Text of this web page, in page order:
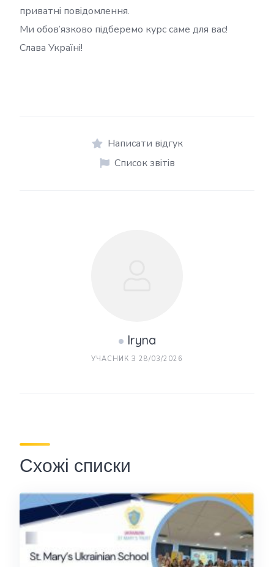
приватні повідомлення.
Ми обов’язково підберемо курс саме для вас!
Слава Україні!
Написати відгук
Список звітів
Iryna
УЧАСНИК З 28/03/2026
Схожі списки